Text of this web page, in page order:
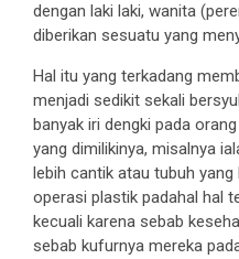
dengan laki laki, wanita
diberikan sesuatu yang
Hal itu yang terkadang
menjadi sedikit sekali
banyak iri dengki pada
yang dimilikinya, misalnya
lebih cantik atau tubuh
operasi plastik padahal hal
kecuali karena sebab
sebab kufurnya mereka